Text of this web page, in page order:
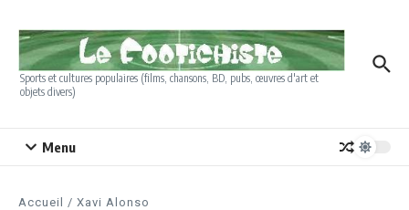
Sports et cultures populaires (films, chansons, BD, pubs, œuvres d'art et
objets divers)
Menu
Accueil / Xavi Alonso